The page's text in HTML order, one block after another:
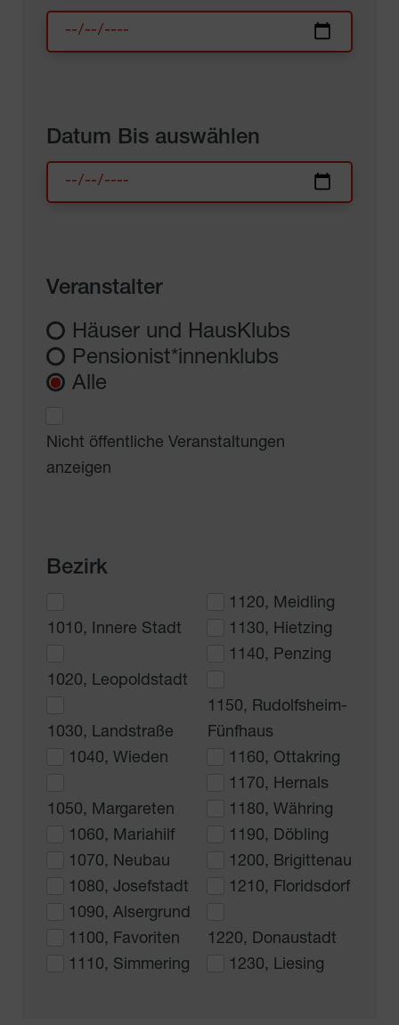
Datum Bis auswählen
Veranstalter
Häuser und HausKlubs
Pensionist*innenklubs
Alle
Nicht öffentliche Veranstaltungen
anzeigen
Bezirk
1010, Innere Stadt
1020, Leopoldstadt
1030, Landstraße
1040, Wieden
1050, Margareten
1060, Mariahilf
1070, Neubau
1080, Josefstadt
1090, Alsergrund
1100, Favoriten
1110, Simmering
1120, Meidling
1130, Hietzing
1140, Penzing
1150, Rudolfsheim-
Fünfhaus
1160, Ottakring
1170, Hernals
1180, Währing
1190, Döbling
1200, Brigittenau
1210, Floridsdorf
1220, Donaustadt
1230, Liesing